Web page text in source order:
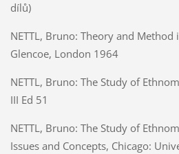
dílů)
NETTL, Bruno: Theory and Method
Glencoe, London 1964
NETTL, Bruno: The Study of
III Ed 51
NETTL, Bruno: The Study of
Issues and Concepts, Chicago: